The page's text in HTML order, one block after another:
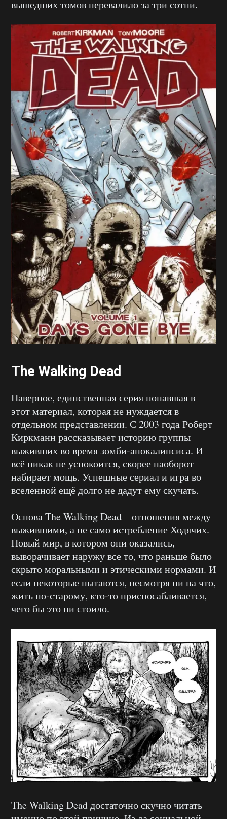
вышедших томов перевалило за три сотни.
The Walking Dead
Наверное, единственная серия попавшая в
этот материал, которая не нуждается в
отдельном представлении. С 2003 года Роберт
Киркманн рассказывает историю группы
выживших во время зомби-апокалипсиса. И
всё никак не успокоится, скорее наоборот —
набирает мощь. Успешные сериал и игра во
вселенной ещё долго не дадут ему скучать.
Основа The Walking Dead – отношения между
выжившими, а не само истребление Ходячих.
Новый мир, в котором они оказались,
выворачивает наружу все то, что раньше было
скрыто моральными и этическими нормами. И
если некоторые пытаются, несмотря ни на что,
жить по-старому, кто-то приспосабливается,
чего бы это ни стоило.
The Walking Dead достаточно скучно читать